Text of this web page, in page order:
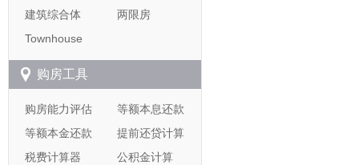
建筑综合体
两限房
Townhouse
购房工具
购房能力评估
等额本息还款
等额本金还款
提前还贷计算
税费计算器
公积金计算